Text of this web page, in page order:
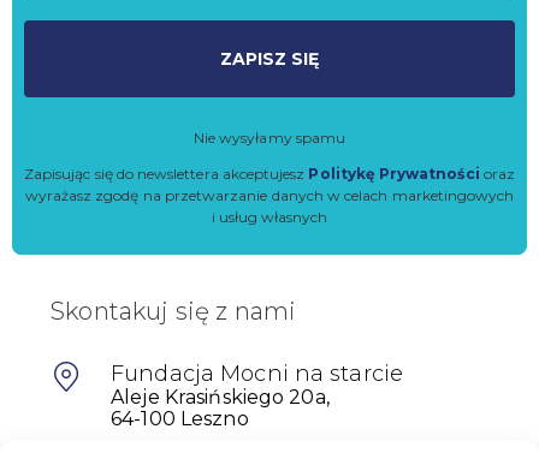
ZAPISZ SIĘ
Nie wysyłamy spamu
Zapisując się do newslettera akceptujesz Politykę Prywatności oraz
wyrażasz zgodę na przetwarzanie danych w celach marketingowych
i usług własnych
Skontakuj się z nami
Fundacja Mocni na starcie
Aleje Krasińskiego 20a,
64-100 Leszno